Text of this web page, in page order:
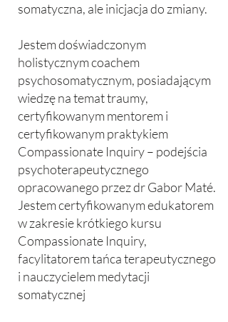
somatyczna, ale inicjacja do zmiany.
Jestem doświadczonym
holistycznym coachem
psychosomatycznym, posiadającym
wiedzę na temat traumy,
certyfikowanym mentorem i
certyfikowanym praktykiem
Compassionate Inquiry – podejścia
psychoterapeutycznego
opracowanego przez dr Gabor Maté.
Jestem certyfikowanym edukatorem
w zakresie krótkiego kursu
Compassionate Inquiry,
facylitatorem tańca terapeutycznego
i nauczycielem medytacji
somatycznej